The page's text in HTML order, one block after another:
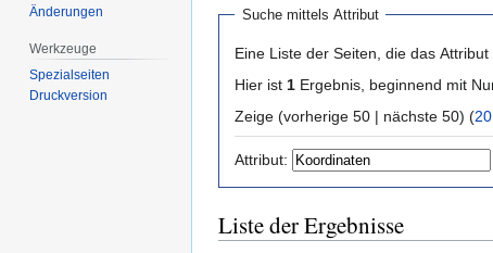
Suche mittels Attribut
Eine Liste der Seiten, die das Attribut „
Hier ist 1 Ergebnis, beginnend mit
Zeige (vorherige 50 | nächste 50) (20
Attribut:
Liste der Ergebnisse
Änderungen
Werkzeuge
Spezialseiten
Druckversion